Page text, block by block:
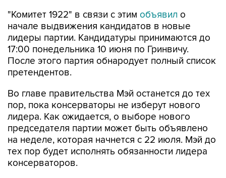
"Комитет 1922" в связи с этим объявил о
начале выдвижения кандидатов в новые
лидеры партии. Кандидатуры принимаются до
17:00 понедельника 10 июня по Гринвичу.
После этого партия обнародует полный список
претендентов.
Во главе правительства Мэй останется до тех
пор, пока консерваторы не изберут нового
лидера. Как ожидается, о выборе нового
председателя партии может быть объявлено
на неделе, которая начнется с 22 июля. Мэй до
тех пор будет исполнять обязанности лидера
консерваторов.